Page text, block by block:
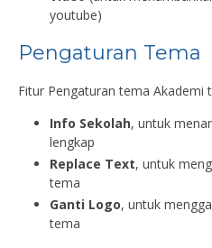
youtube)
Pengaturan Tema
Fitur Pengaturan tema Akademi
Info Sekolah, untuk
lengkap
Replace Text, untuk
tema
Ganti Logo, untuk
tema